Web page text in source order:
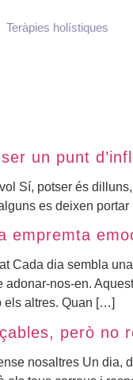
Teràpies holístiques
un punt
Sí, potser és
es deixen
empremta
Cada dia sembla
adonar-nos-en.
els altres. Quan […]
però no
nosaltres Un dia,